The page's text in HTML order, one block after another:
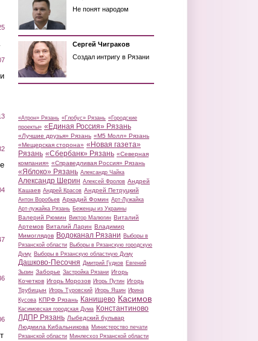
Не понят народом
Сергей Чиграков
Создал интригу в Рязани
«Атрон» Рязань «Глобус» Рязань «Городские
проекты» «Единая Россия» Рязань
«Лучшие друзья» Рязань «М5 Молл» Рязань
«Мещерская сторона» «Новая газета»
Рязань «Сбербанк» Рязань «Северная
компания» «Справедливая Россия» Рязань
«Яблоко» Рязань Александр Чайка
Александр Шерин Алексей Фролов Андрей
Кашаев Андрей Красов Андрей Петруцкий
Антон Воробьев Аркадий Фомин Арт-Лужайка
Арт-лужайка Рязань Беженцы из Украины
Валерий Рюмин Виктор Малюгин Виталий
Артемов Виталий Ларин Владимир
Мимоглядов Водоканал Рязани Выборы в
Рязанской области Выборы в Рязанскую городскую
Думу Выборы в Рязанскую областную Думу
Дашково-Песочня Дмитрий Гудков Евгений
Зызин Заборье Застройка Рязани Игорь
Кочетков Игорь Морозов Игорь Путин Игорь
Трубицын Игорь Туровский Игорь Яшин Ирина
Кусова КПРФ Рязань Канищево Касимов
Касимовская городская Дума Константиново
ЛДПР Рязань Лыбедский бульвар
Людмила Кибальникова Министерство печати
Рязанской области Минлесхоз Рязанской области